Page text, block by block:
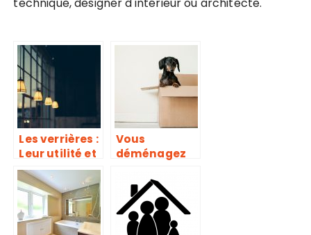
technique, designer d'intérieur ou architecte.
Les verrières :
Leur utilité et
leurs
avantages
Vous
déménagez
savez pas qui
contacter
pour bouger
vos meubles ?